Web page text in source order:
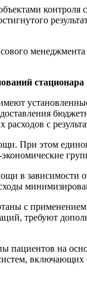
контроля
стационара
имеют
с
При этом
экономические
в зависимости
с
требуют
пациентов на